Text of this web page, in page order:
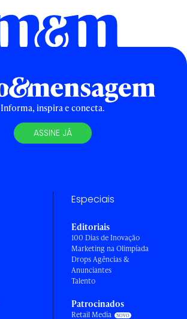
Informa, inspira e conecta.
ASSINE JÁ
Especiais
Editoriais
100 Dias de Inovação
Marketing na Olimpíada
Drops Agências &
Anunciantes
Talento
Patrocinados
Retail Media